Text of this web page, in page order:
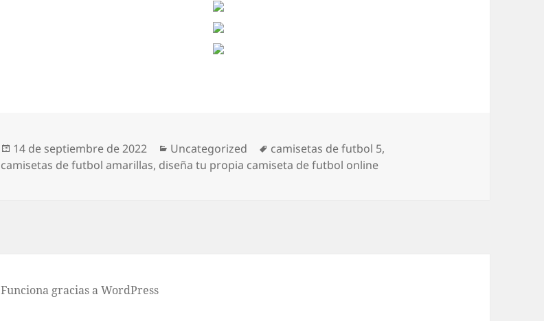
Publicado
el
14 de septiembre de 2022 Categorías
Uncategorized Etiquetas
camisetas de futbol 5,
camisetas de futbol amarillas, diseña tu propia camiseta de futbol online
Funciona gracias a WordPress